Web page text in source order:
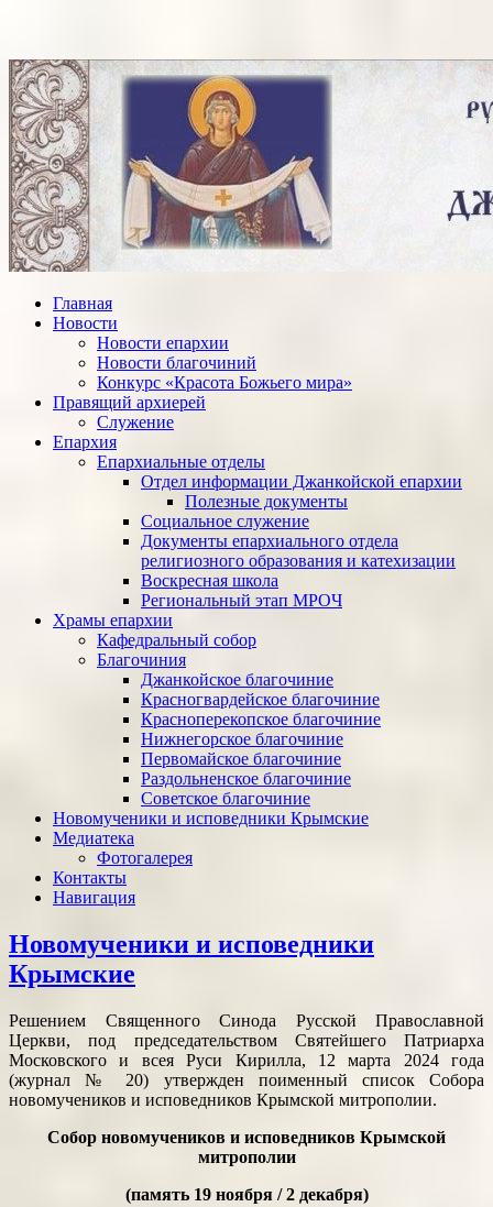
Главная
Новости
Новости епархии
Новости благочиний
Конкурс «Красота Божьего мира»
Правящий архиерей
Служение
Епархия
Епархиальные отделы
Отдел информации Джанкойской епархии
Полезные документы
Социальное служение
Документы епархиального отдела
религиозного образования и катехизации
Воскресная школа
Региональный этап МРОЧ
Храмы епархии
Кафедральный собор
Благочиния
Джанкойское благочиние
Красногвардейское благочиние
Красноперекопское благочиние
Нижнегорское благочиние
Первомайское благочиние
Раздольненское благочиние
Советское благочиние
Новомученики и исповедники Крымские
Медиатека
Фотогалерея
Контакты
Навигация
Новомученики и исповедники
Крымские
Решением Священного Синода Русской Православной
Церкви, под председательством Святейшего Патриарха
Московского и всея Руси Кирилла, 12 марта 2024 года
(журнал № 20) утвержден поименный список Собора
новомучеников и исповедников Крымской митрополии.
Собор новомучеников и исповедников Крымской
митрополии
(память 19 ноября / 2 декабря)